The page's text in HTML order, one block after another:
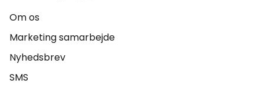
Om os
Marketing samarbejde
Nyhedsbrev
SMS